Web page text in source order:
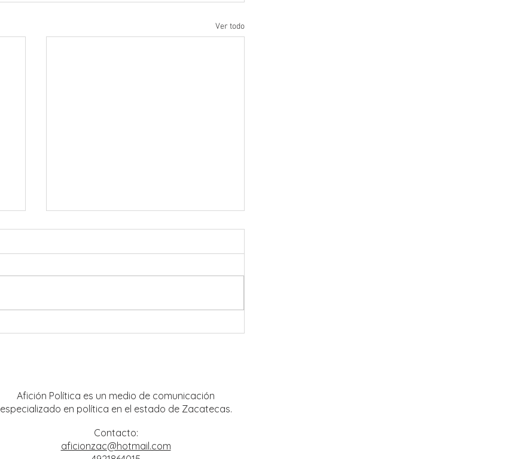
Ver todo
Afición Política es un medio de comunicación
especializado en política en el estado de Zacatecas.
Contacto:
aficionzac@hotmail.com